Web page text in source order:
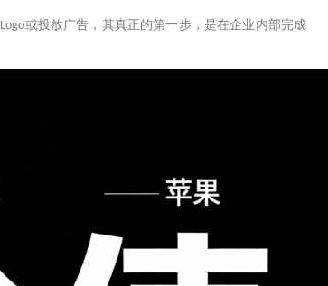
Logo或投放广告，其真正的第一步，是在企业内部完成